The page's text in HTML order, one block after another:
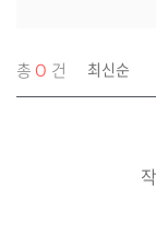
총0 건의 리뷰